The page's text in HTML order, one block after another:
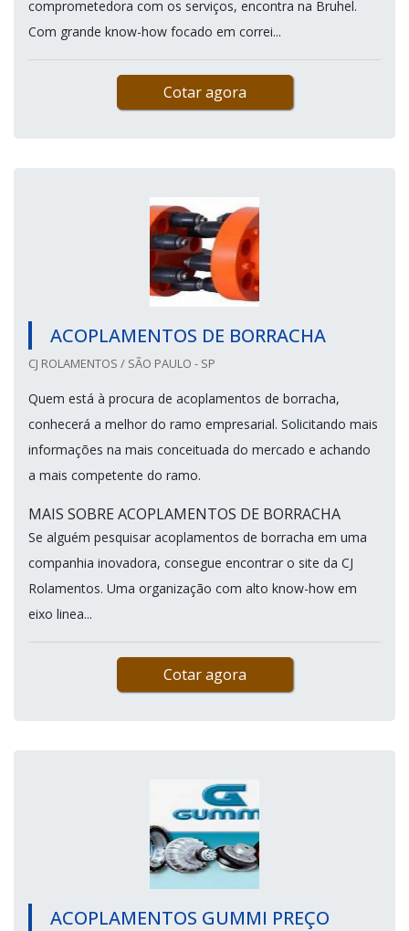
comprometedora com os serviços, encontra na Bruhel.
Com grande know-how focado em correi...
Cotar agora
ACOPLAMENTOS DE BORRACHA
CJ ROLAMENTOS / SÃO PAULO - SP
Quem está à procura de acoplamentos de borracha,
conhecerá a melhor do ramo empresarial. Solicitando mais
informações na mais conceituada do mercado e achando
a mais competente do ramo.
MAIS SOBRE ACOPLAMENTOS DE BORRACHA
Se alguém pesquisar acoplamentos de borracha em uma
companhia inovadora, consegue encontrar o site da CJ
Rolamentos. Uma organização com alto know-how em
eixo linea...
Cotar agora
ACOPLAMENTOS GUMMI PREÇO